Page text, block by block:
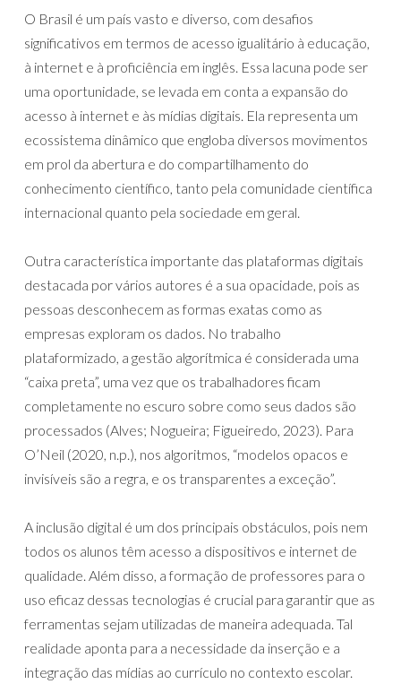
O Brasil é um país vasto e diverso, com desafios
significativos em termos de acesso igualitário à educação,
à internet e à proficiência em inglês. Essa lacuna pode ser
uma oportunidade, se levada em conta a expansão do
acesso à internet e às mídias digitais. Ela representa um
ecossistema dinâmico que engloba diversos movimentos
em prol da abertura e do compartilhamento do
conhecimento científico, tanto pela comunidade científica
internacional quanto pela sociedade em geral.
Outra característica importante das plataformas digitais
destacada por vários autores é a sua opacidade, pois as
pessoas desconhecem as formas exatas como as
empresas exploram os dados. No trabalho
plataformizado, a gestão algorítmica é considerada uma
“caixa preta”, uma vez que os trabalhadores ficam
completamente no escuro sobre como seus dados são
processados (Alves; Nogueira; Figueiredo, 2023). Para
O’Neil (2020, n.p.), nos algoritmos, “modelos opacos e
invisíveis são a regra, e os transparentes a exceção”.
A inclusão digital é um dos principais obstáculos, pois nem
todos os alunos têm acesso a dispositivos e internet de
qualidade. Além disso, a formação de professores para o
uso eficaz dessas tecnologias é crucial para garantir que as
ferramentas sejam utilizadas de maneira adequada. Tal
realidade aponta para a necessidade da inserção e a
integração das mídias ao currículo no contexto escolar.